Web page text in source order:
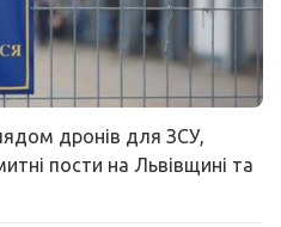
дронів для ЗСУ,
пости на Львівщині та